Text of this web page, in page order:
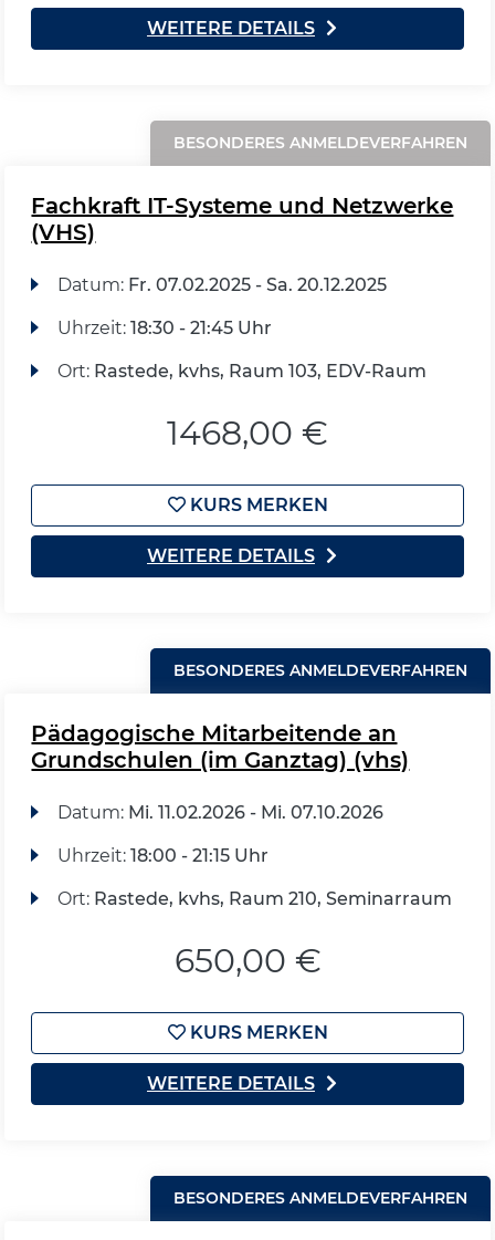
WEITERE DETAILS
BESONDERES ANMELDEVERFAHREN
Fachkraft IT-Systeme und Netzwerke
(VHS)
Datum: Fr. 07.02.2025 - Sa. 20.12.2025
Uhrzeit: 18:30 - 21:45 Uhr
Ort: Rastede, kvhs, Raum 103, EDV-Raum
1468,00 €
KURS MERKEN
WEITERE DETAILS
BESONDERES ANMELDEVERFAHREN
Pädagogische Mitarbeitende an
Grundschulen (im Ganztag) (vhs)
Datum: Mi. 11.02.2026 - Mi. 07.10.2026
Uhrzeit: 18:00 - 21:15 Uhr
Ort: Rastede, kvhs, Raum 210, Seminarraum
650,00 €
KURS MERKEN
WEITERE DETAILS
BESONDERES ANMELDEVERFAHREN